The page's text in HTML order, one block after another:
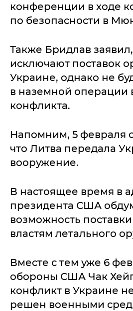
конференции в ходе
по безопасности в
Также Бридлав
исключают поставок
Украине, однако не
в наземной операции
конфликта.
Напомним, 5 февраля
что Литва передала
вооружение.
В настоящее время в
президента США
возможность
властям летального
Вместе с тем уже 6
обороны США Чак
конфликт в Украине
решен военными